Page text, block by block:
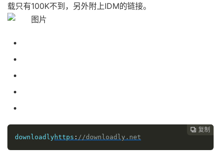
载只有100K不到，另外附上IDM的链接。
 复制
downloadlyhttps : //downloadly.net